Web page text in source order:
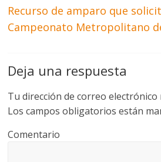
Recurso de amparo que
Campeonato Metropolitano
Deja una respuesta
Tu dirección de correo electrónico
Los campos obligatorios están
Comentario